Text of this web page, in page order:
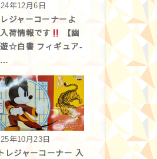
年12月6日
レジャーコーナーよ
入荷情報です
【幽
☆白書 フィギュア-
…
年10月23日
レジャーコーナー 入